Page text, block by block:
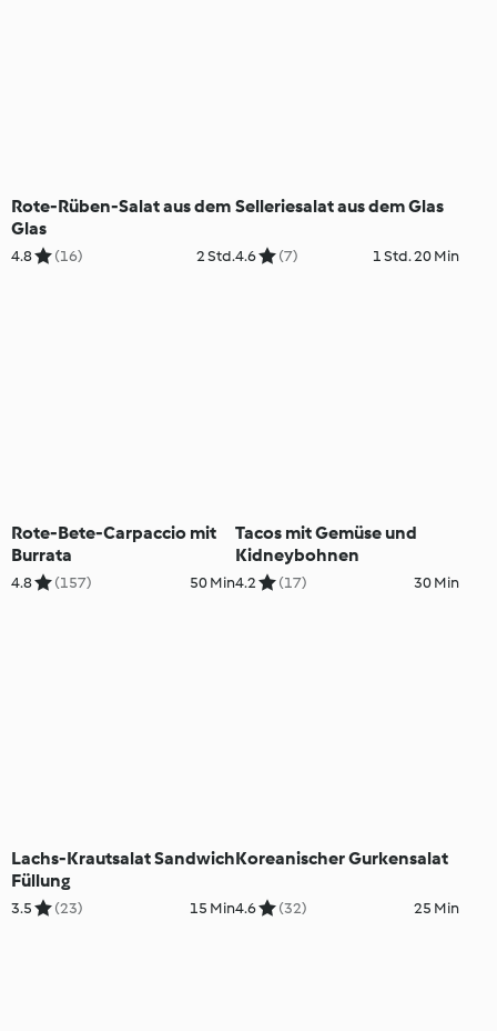
Rote-Rüben-Salat aus dem
Glas
4.8 (16) 2 Std.
Selleriesalat aus dem Glas
4.6 (7) 1 Std. 20 Min
Rote-Bete-Carpaccio mit
Burrata
4.8 (157) 50 Min
Tacos mit Gemüse und
Kidneybohnen
4.2 (17) 30 Min
Lachs-Krautsalat Sandwich
Füllung
3.5 (23) 15 Min
Koreanischer Gurkensalat
4.6 (32) 25 Min